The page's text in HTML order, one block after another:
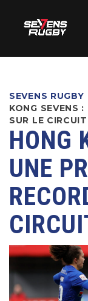
SEVENS RUGBY
KONG SEVENS
SUR LE
HONG
UNE